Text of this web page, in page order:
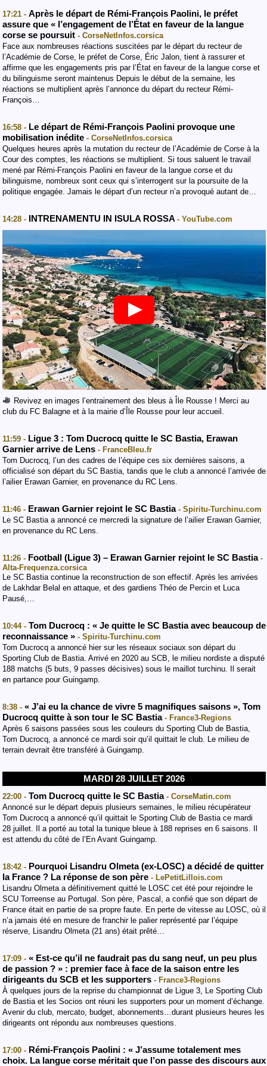
17:21 - Après le départ de Rémi-François Paolini, le préfet
assure que « l’engagement de l’État en faveur de la langue
corse se poursuit - CorseNetInfos.corsica
Face aux nombreuses réactions suscitées par le départ du recteur de
l’Académie de Corse, le préfet de Corse, Éric Jalon, tient à rassurer et
affirme que les engagements pris par l’État en faveur de la langue corse et
du bilinguisme seront maintenus Depuis le début de la semaine, les
réactions se multiplient après l’annonce du départ du recteur Rémi-
François…
16:58 - Le départ de Rémi-François Paolini provoque une
mobilisation inédite - CorseNetInfos.corsica
Quelques heures après la mutation du recteur de l’Académie de Corse à la
Cour des comptes, les réactions se multiplient. Si tous saluent le travail
mené par Rémi-François Paolini en faveur de la langue corse et du
bilinguisme, nombreux sont ceux qui s’interrogent sur la poursuite de la
politique engagée. Jamais le départ d’un recteur n’a provoqué autant de…
14:28 - INTRENAMENTU IN ISULA ROSSA - YouTube.com
Revivez en images l’entrainement des bleus à Île Rousse ! Merci au
club du FC Balagne et à la mairie d’Île Rousse pour leur accueil.
11:59 - Ligue 3 : Tom Ducrocq quitte le SC Bastia, Erawan
Garnier arrive de Lens - FranceBleu.fr
Tom Ducrocq, l’un des cadres de l’équipe ces six dernières saisons, a
officialisé son départ du SC Bastia, tandis que le club a annoncé l’arrivée de
l’ailier Erawan Garnier, en provenance du RC Lens.
11:46 - Erawan Garnier rejoint le SC Bastia - Spiritu-Turchinu.com
Le SC Bastia a annoncé ce mercredi la signature de l’ailier Erawan Garnier,
en provenance du RC Lens.
11:26 - Football (Ligue 3) – Erawan Garnier rejoint le SC Bastia -
Alta-Frequenza.corsica
Le SC Bastia continue la reconstruction de son effectif. Après les arrivées
de Lakhdar Belal en attaque, et des gardiens Théo de Percin et Luca
Pausé,…
10:44 - Tom Ducrocq : « Je quitte le SC Bastia avec beaucoup de
reconnaissance » - Spiritu-Turchinu.com
Tom Ducrocq a annoncé hier sur les réseaux sociaux son départ du
Sporting Club de Bastia. Arrivé en 2020 au SCB, le milieu nordiste a disputé
188 matchs (5 buts, 9 passes décisives) sous le maillot turchinu. Il serait
en partance pour Guingamp.
8:38 - « J’ai eu la chance de vivre 5 magnifiques saisons », Tom
Ducrocq quitte à son tour le SC Bastia - France3-Regions
Après 6 saisons passées sous les couleurs du Sporting Club de Bastia,
Tom Ducrocq, a annoncé ce mardi soir qu’il quittait le club. Le milieu de
terrain devrait être transféré à Guingamp.
MARDI 28 JUILLET 2026
22:00 - Tom Ducrocq quitte le SC Bastia - CorseMatin.com
Annoncé sur le départ depuis plusieurs semaines, le milieu récupérateur
Tom Ducrocq a annoncé qu’il quittait le Sporting Club de Bastia ce mardi
28 juillet. Il a porté au total la tunique bleue à 188 reprises en 6 saisons. Il
est attendu du côté de l’En Avant Guingamp.
18:42 - Pourquoi Lisandru Olmeta (ex-LOSC) a décidé de quitter
la France ? La réponse de son père - LePetitLillois.com
Lisandru Olmeta a définitivement quitté le LOSC cet été pour rejoindre le
SCU Torreense au Portugal. Son père, Pascal, a confié que son départ de
France était en partie de sa propre faute. En perte de vitesse au LOSC, où il
n’a jamais été en mesure de franchir le palier représenté par l’équipe
réserve, Lisandru Olmeta (21 ans) était prêté…
17:09 - « Est-ce qu’il ne faudrait pas du sang neuf, un peu plus
de passion ? » : premier face à face de la saison entre les
dirigeants du SCB et les supporters - France3-Regions
À quelques jours de la reprise du championnat de Ligue 3, Le Sporting Club
de Bastia et les Socios ont réuni les supporters pour un moment d’échange.
Avenir du club, mercato, budget, abonnements…durant plusieurs heures les
dirigeants ont répondu aux nombreuses questions.
17:00 - Rémi-François Paolini : « J’assume totalement mes
choix. La langue corse méritait que l’on passe des discours aux